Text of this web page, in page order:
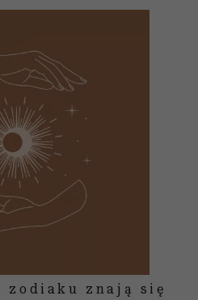
zodiaku znają się